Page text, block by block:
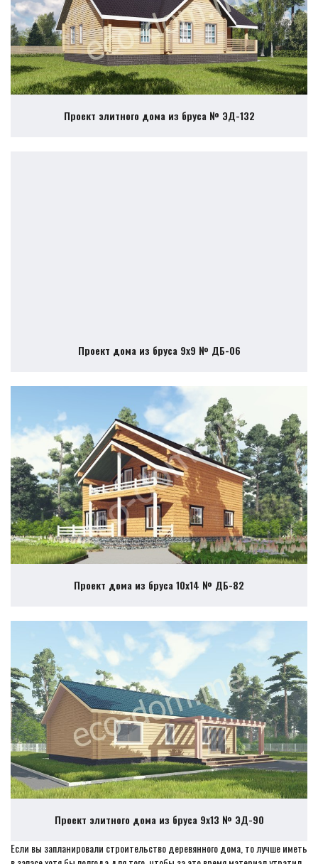
Проект элитного дома из бруса № ЭД-132
Проект дома из бруса 9х9 № ДБ-06
Проект дома из бруса 10х14 № ДБ-82
Проект элитного дома из бруса 9х13 № ЭД-90
Если вы запланировали строительство деревянного дома, то лучше иметь